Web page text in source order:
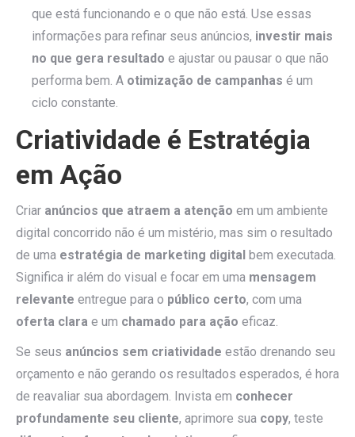
que está funcionando e o que não está. Use essas
informações para refinar seus anúncios, investir mais
no que gera resultado e ajustar ou pausar o que não
performa bem. A otimização de campanhas é um
ciclo constante.
Criatividade é Estratégia
em Ação
Criar anúncios que atraem a atenção em um ambiente
digital concorrido não é um mistério, mas sim o resultado
de uma estratégia de marketing digital bem executada.
Significa ir além do visual e focar em uma mensagem
relevante entregue para o público certo, com uma
oferta clara e um chamado para ação eficaz.
Se seus anúncios sem criatividade estão drenando seu
orçamento e não gerando os resultados esperados, é hora
de reavaliar sua abordagem. Invista em conhecer
profundamente seu cliente, aprimore sua copy, teste